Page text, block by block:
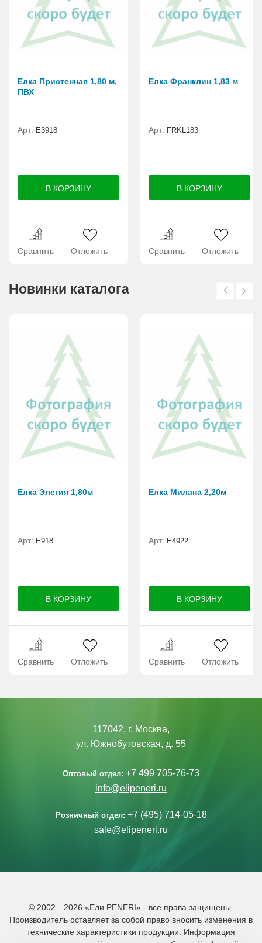
Елка Пристенная 1,80 м,
ПВХ
Арт: E3918
Сравнить Отложить
Елка Франклин 1,83 м
Арт: FRKL183
Сравнить Отложить
Новинки каталога
Елка Элегия 1,80м
Арт: E918
Сравнить Отложить
Елка Милана 2,20м
Арт: Е4922
Сравнить Отложить
117042, г. Москва,
ул. Южнобутовская, д. 55
Оптовый отдел: +7 499 705-76-73
info@elipeneri.ru
Розничный отдел: +7 (495) 714-05-18
sale@elipeneri.ru
© 2002—2026 «Ели PENERI» - все права защищены.
Производитель оставляет за собой право вносить изменения в
технические характеристики продукции. Информация